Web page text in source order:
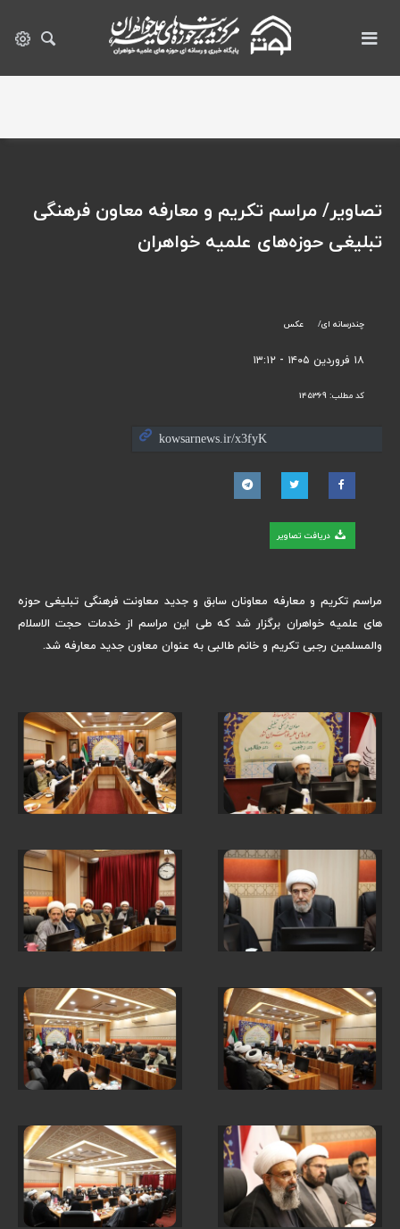
چندرسانه ای عکس
۱۸ فروردین ۱۴۰۵ - ۱۳:۱۲
کد مطلب: 145369
دریافت تصاویر
تصاویر/ مراسم تکریم و معارفه معاون فرهنگی
تبلیغی حوزه‌های علمیه خواهران
مراسم تکریم و معارفه معاونان سابق و جدید معاونت فرهنگی تبلیغی حوزه
های علمیه خواهران برگزار شد که طی این مراسم از خدمات حجت الاسلام
والمسلمین رجبی تکریم و خانم طالبی به عنوان معاون جدید معارفه شد.